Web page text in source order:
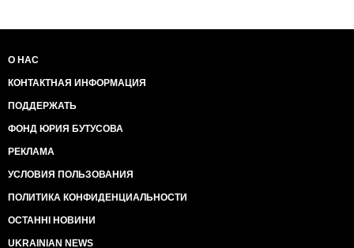
О НАС
КОНТАКТНАЯ ИНФОРМАЦИЯ
ПОДДЕРЖАТЬ
ФОНД ЮРИЯ БУТУСОВА
РЕКЛАМА
УСЛОВИЯ ПОЛЬЗОВАНИЯ
ПОЛИТИКА КОНФИДЕНЦИАЛЬНОСТИ
ОСТАННІ НОВИНИ
UKRAINIAN NEWS